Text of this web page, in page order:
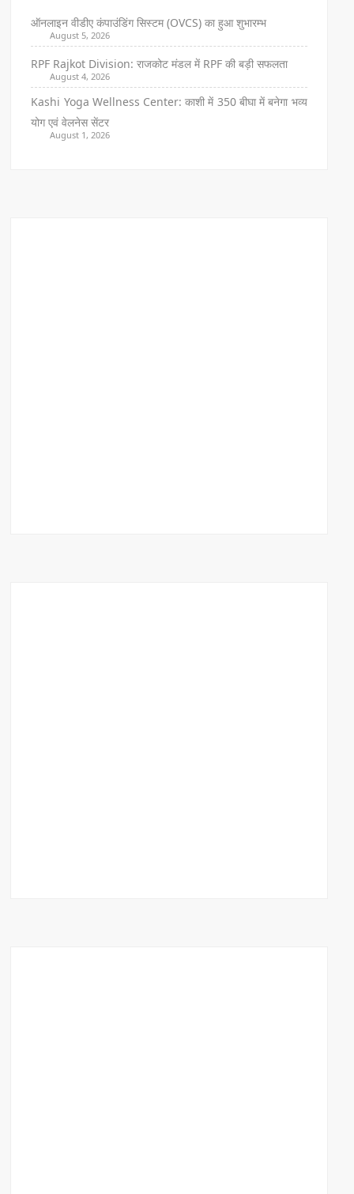
ऑनलाइन वीडीए कंपाउंडिंग सिस्टम (OVCS) का हुआ शुभारम्भ
August 5, 2026
RPF Rajkot Division: राजकोट मंडल में RPF की बड़ी सफलता
August 4, 2026
Kashi Yoga Wellness Center: काशी में 350 बीघा में बनेगा भव्य
योग एवं वेलनेस सेंटर
August 1, 2026